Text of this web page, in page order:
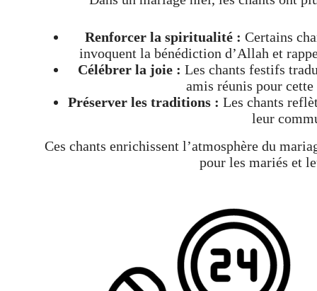
Renforcer la spiritualité : Certains
invoquent la bénédiction d’Allah et
Célébrer la joie : Les chants festifs
amis réunis pour
Préserver les traditions : Les chants
leur
Ces chants enrichissent l’atmosphère du
pour les mariés et